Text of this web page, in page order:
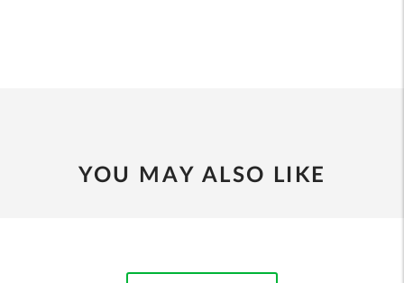
YOU MAY ALSO LIKE